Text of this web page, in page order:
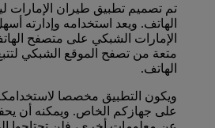
تم تصميم تطبيق طيران
الهاتف. ويعد استخدامه وإدارته
الإمارات الشبكي على متصفح
متعة من تصفح الموقع الشبكي
الهاتف.
ويكون التطبيق مخصصا
على جهازكم الخاص. ويمكنه أن